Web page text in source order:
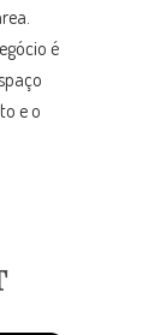
é
e o